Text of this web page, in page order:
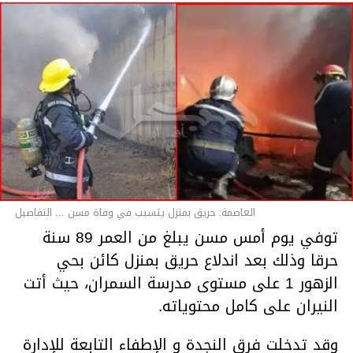
العاصمة: حريق بمنزل يتسبب في وفاة مسن ... التفاصيل
توفي يوم أمس مسن يبلغ من العمر 89 سنة
حرقا وذلك بعد اندلاع حريق بمنزل كائن بحي
الزهور 1 على مستوى مدرسة السمران، حيث أتت
النيران على كامل محتوياته.
وقد تدخلت فرق النجدة و الإطفاء التابعة للإدارة